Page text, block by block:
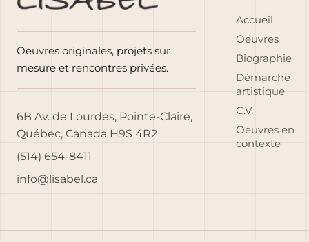
Oeuvres originales, projets sur
mesure et rencontres privées.
6B Av. de Lourdes, Pointe-Claire,
Québec, Canada H9S 4R2
(514) 654-8411
info@lisabel.ca
Accueil
Oeuvres
Biographie
Démarche
artistique
C.V.
Oeuvres en
contexte